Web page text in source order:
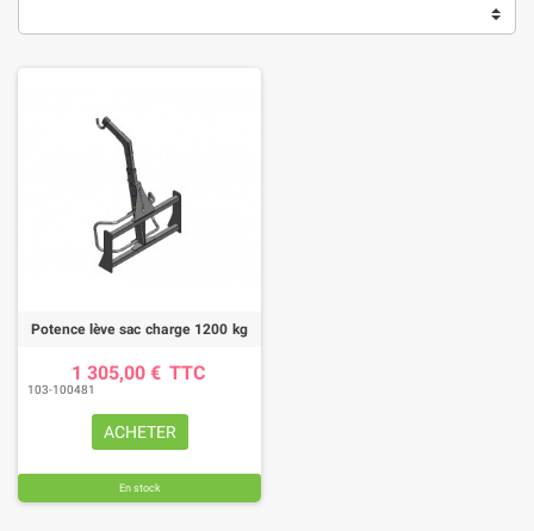
Potence lève sac charge 1200 kg
1 305,00 € TTC
103-100481
ACHETER
En stock